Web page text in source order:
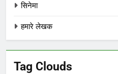
सिनेमा
हमारे लेखक
Tag Clouds